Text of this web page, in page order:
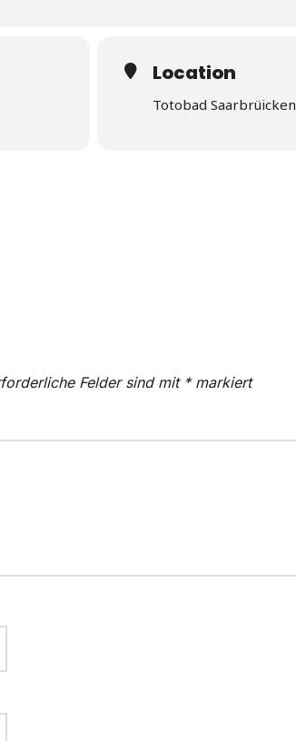
Location
Totobad Saarbrüicken
Felder sind mit *markiert